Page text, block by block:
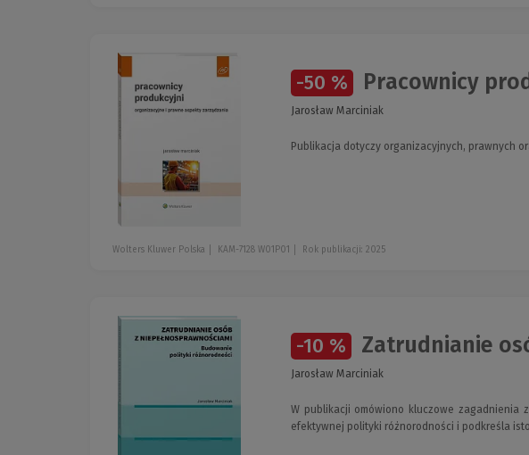
-50 % Pracownicy
Jarosław Marciniak
Publikacja dotyczy organizacyjnych, prawnych
Wolters Kluwer Polska KAM-7128 W01P01 Rok publikacji: 2025
-10 % Zatrudnianie
Jarosław Marciniak
W publikacji omówiono kluczowe zagadnienia
efektywnej polityki różnorodności i podkreśla